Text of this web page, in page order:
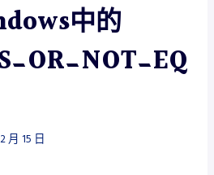
中的
月 15 日